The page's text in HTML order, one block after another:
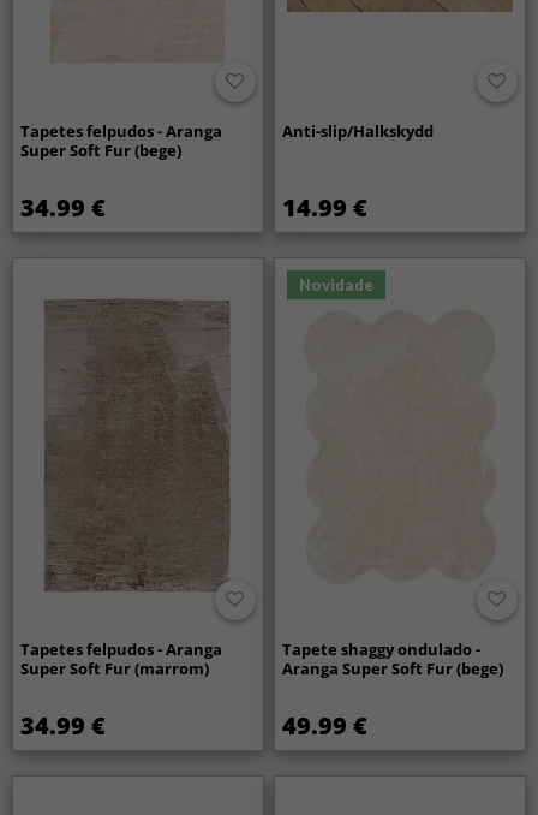
Tapetes felpudos - Aranga
Super Soft Fur (bege)
34.99 €
Anti-slip/Halkskydd
14.99 €
Tapetes felpudos - Aranga
Super Soft Fur (marrom)
34.99 €
Novidade
Tapete shaggy ondulado -
Aranga Super Soft Fur (bege)
49.99 €